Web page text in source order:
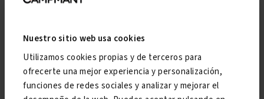
Nuestro sitio web usa cookies
Utilizamos cookies propias y de terceros para
ofrecerte una mejor experiencia y personalización,
funciones de redes sociales y analizar y mejorar el